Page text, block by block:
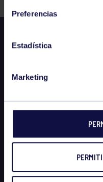
Preferencias
Estadística
Marketing